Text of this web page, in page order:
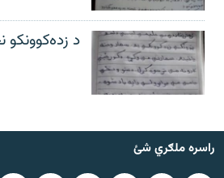
د
راسره ملګري شئ